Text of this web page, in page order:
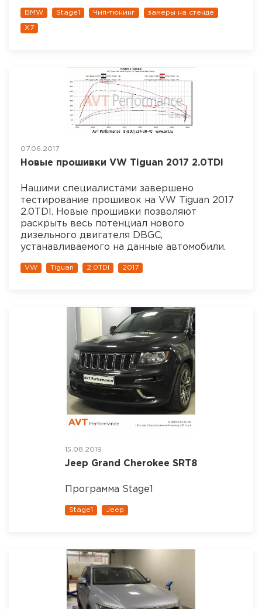
BMW Stage1 Чип-тюнинг замеры на стенде
X7
07.06.2017
Новые прошивки VW Tiguan 2017 2.0TDI
Нашими специалистами завершено
тестирование прошивок на VW Tiguan 2017
2.0TDI. Новые прошивки позволяют
раскрыть весь потенциал нового
дизельного двигателя DBGC,
устанавливаемого на данные автомобили.
VW Tiguan 2.0TDI 2017
15.08.2019
Jeep Grand Cherokee SRT8
Программа Stage1
Stage1 Jeep